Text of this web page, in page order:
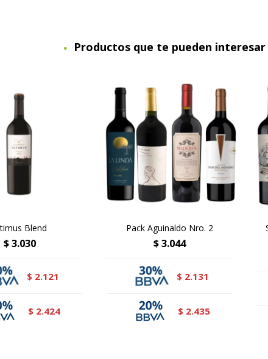
Productos que te pueden interesar
Blend
$3.030
$ 2.121
$ 2.424
Pack Aguinaldo Nro. 2
$3.044
$ 2.131
$ 2.435